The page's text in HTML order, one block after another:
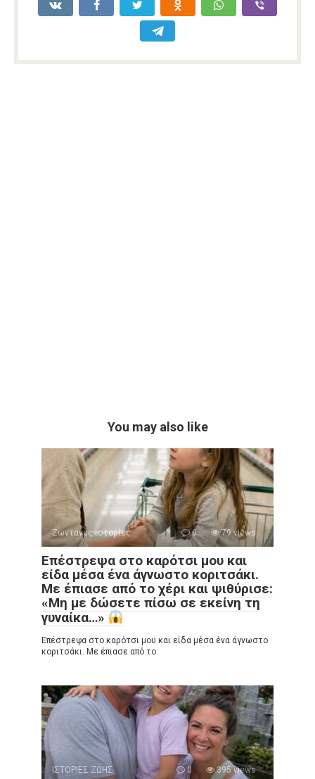
You may also like
Ζωντανές ιστορίες 0 79 views
Επέστρεψα στο καρότσι μου και
είδα μέσα ένα άγνωστο κοριτσάκι.
Με έπιασε από το χέρι και ψιθύρισε:
«Μη με δώσετε πίσω σε εκείνη τη
γυναίκα…»
Επέστρεψα στο καρότσι μου και είδα μέσα ένα άγνωστο
κοριτσάκι. Με έπιασε από το
ΙΣΤΟΡΙΕΣ ΖΩΗΣ 0 395 views